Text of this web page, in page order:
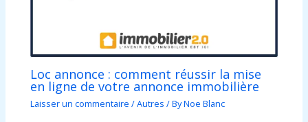
Loc annonce : comment réussir la mise
en ligne de votre annonce immobilière
Laisser un commentaire /Autres / ByNoe Blanc